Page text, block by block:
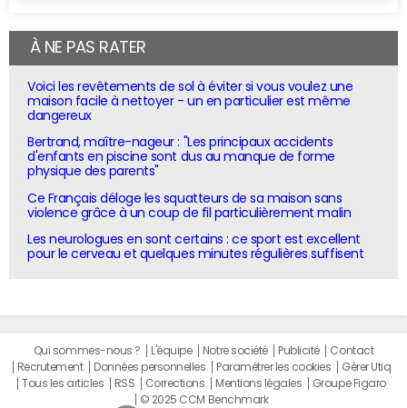
À NE PAS RATER
Voici les revêtements de sol à éviter si vous voulez une
maison facile à nettoyer - un en particulier est même
dangereux
Bertrand, maître-nageur : "Les principaux accidents
d'enfants en piscine sont dus au manque de forme
physique des parents"
Ce Français déloge les squatteurs de sa maison sans
violence grâce à un coup de fil particulièrement malin
Les neurologues en sont certains : ce sport est excellent
pour le cerveau et quelques minutes régulières suffisent
Qui sommes-nous ? L'équipe Notre société Publicité
Contact
Recrutement
Données personnelles Paramétrer les cookies
Gérer Utiq
Tous les articles
RSS Corrections Mentions légales
Groupe Figaro
© 2025 CCM Benchmark